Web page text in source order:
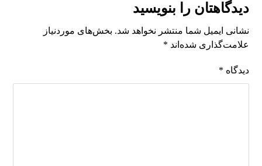
دیدگاهتان را بنویسید
نشانی ایمیل شما منتشر نخواهد شد. بخش‌های موردنیاز
علامت‌گذاری شده‌اند *
دیدگاه *